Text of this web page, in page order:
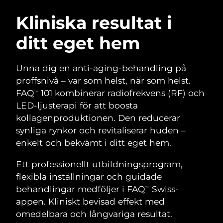
Kliniska resultat i
ditt eget hem
Unna dig en anti-aging-behandling på
proffsnivå – var som helst, när som helst.
FAQTM
101 kombinerar radiofrekvens (RF) och
LED-ljusterapi för att boosta
kollagenproduktionen. Den reducerar
synliga rynkor och revitaliserar huden –
enkelt och bekvämt i ditt eget hem.
Ett professionellt utbildningsprogram,
flexibla inställningar och guidade
behandlingar medföljer i FAQTM
Swiss-
appen. Kliniskt bevisad effekt med
omedelbara och långvariga resultat.
LUNA™ 4-paket
Anti-aging massage
LUNA™ 4 Plus
Massage, LED heating
LUNA™ 4 Men
For men, anti-aging massage
BEAR™ 2-paket
Microcurrent toning
BEAR™ 2 go
Microcurrent toning on-the-go
BEAR™ 2 eyes & lips
Microcurrent line smoothing device
Återfuktning
UFO™ 3-paket
Deep facial hydration
UFO™ 3 LED
Near-infrared and red light therapy
device
Munvård
issa™ 4
Hybrid silicone sonic toothbrush
issa™ 4 plus
Smart hybrid silicone sonic toothbrush
FAQ™ ANTI-AGING-BEHANDLING
Anti-aging LED-behandlingar
NEW
Österrike Förväntad leverans
Bahrain Förväntad leverans
Belgien Förväntad leverans
Bermuda Förväntad leverans8/15/26
Bosnien och
Hercegovina
Förväntad leverans
Brunei Förväntad leverans
Bulgarien Förväntad leverans
Kanada Förväntad leverans
Chile Förväntad leverans